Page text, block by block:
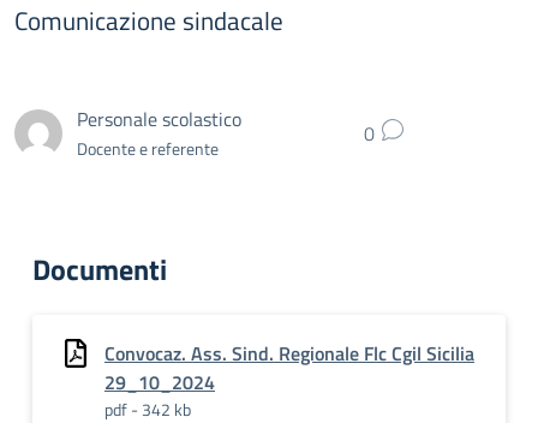
Comunicazione sindacale
Personale scolastico
Docente e referente 0
Documenti
Convocaz. Ass. Sind. Regionale Flc Cgil Sicilia
29_10_2024
pdf - 342 kb